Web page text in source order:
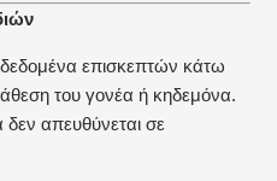
δεδομένα επισκεπτών κάτω
του γονέα ή κηδεμόνα.
δεν απευθύνεται σε